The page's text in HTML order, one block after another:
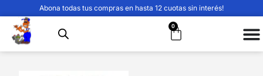
Abona todas tus compras en hasta 12 cuotas sin interés!
0